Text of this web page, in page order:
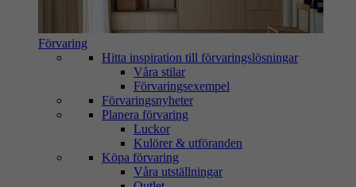
Förvaring
Hitta inspiration till förvaringslösningar
Våra stilar
Förvaringsexempel
Förvaringsnyheter
Planera förvaring
Luckor
Kulörer & utföranden
Köpa förvaring
Våra utställningar